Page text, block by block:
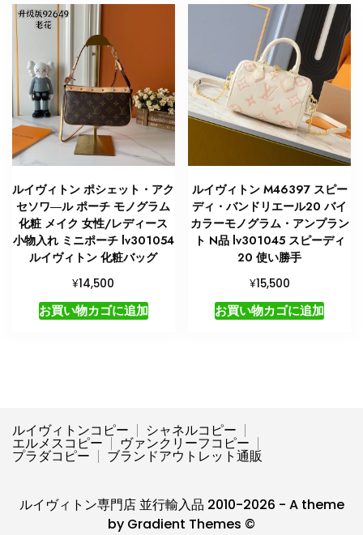
ルイヴィトン ポシェット・アク
セソワ―ル ポーチ モノグラム
化粧 メイク 女性/レディース
小物入れ ミニポーチ lv301054
ルイヴィトン 化粧バッグ
¥14,500
お買い物カゴに追加
ルイヴィトン M46397 スピー
ディ・バンドリエール20 バイ
カラーモノグラム・アンプラン
ト N品 lv301045 スピーディ
20 使い勝手
¥15,500
お買い物カゴに追加
ルイヴィトンコピー シャネルコピー
エルメスコピー ヴァンクリーフコピー
プラダコピー ブランドアウトレット通販
ルイヴィトン専門店 並行輸入品 2010-2026 - A theme
by Gradient Themes ©